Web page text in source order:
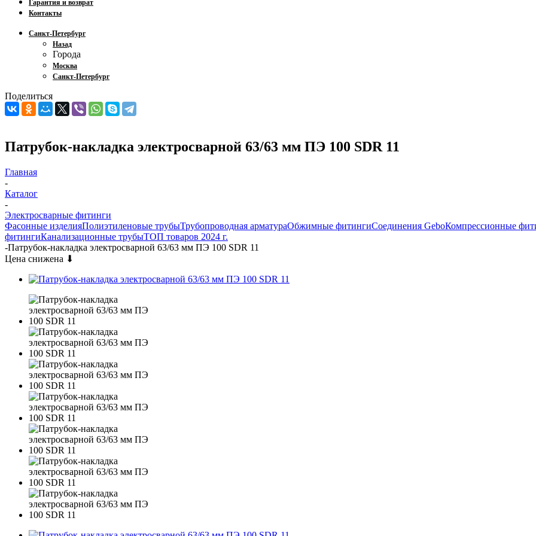
Гарантия и возврат
Контакты
Санкт-Петербург
Назад
Города
Москва
Санкт-Петербург
Поделиться
Патрубок-накладка электросварной 63/63 мм ПЭ 100 SDR 11
Главная
-
Каталог
-
Электросварные фитинги
Фасонные изделияПолиэтиленовые трубыТрубопроводная арматураОбжимные фитингиСоединения GeboКомпрессионные
фитингиКанализационные трубыТОП товаров 2024 г.
-Патрубок-накладка электросварной 63/63 мм ПЭ 100 SDR 11
Цена снижена ⬇